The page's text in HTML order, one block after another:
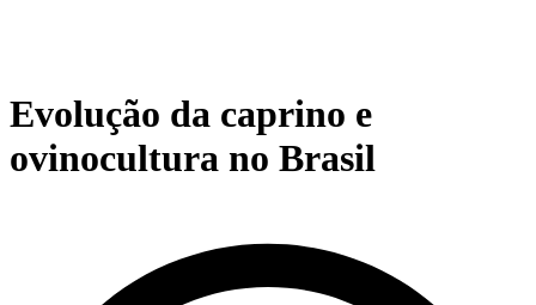
Evolução da caprino e
ovinocultura no Brasil